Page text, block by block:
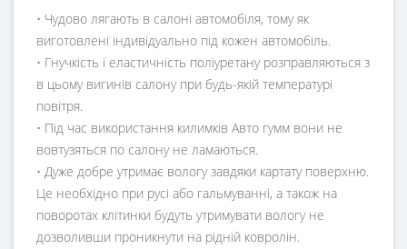
• Чудово лягають в салоні автомобіля, тому як
виготовлені індивідуально під кожен автомобіль.
• Гнучкість і еластичність поліуретану розправляються з
в цьому вигинів салону при будь-якій температурі
повітря.
• Під час використання килимків Авто гумм вони не
вовтузяться по салону не ламаються.
• Дуже добре утримає вологу завдяки картату поверхню.
Це необхідно при русі або гальмуванні, а також на
поворотах клітинки будуть утримувати вологу не
дозволивши проникнути на рідній ковролін.